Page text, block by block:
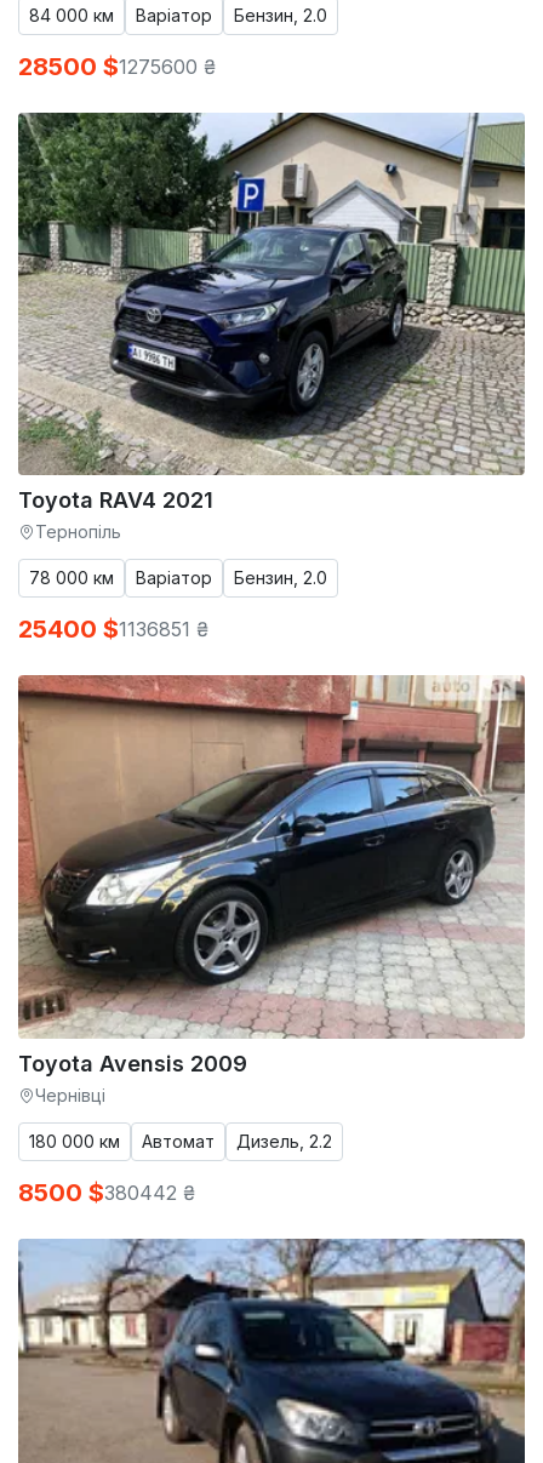
84 000 км Варіатор Бензин, 2.0
28500 $1275600 ₴
Toyota RAV4 2021
Тернопіль
78 000 км Варіатор Бензин, 2.0
25400 $1136851 ₴
Toyota Avensis 2009
Чернівці
180 000 км Автомат Дизель, 2.2
8500 $380442 ₴